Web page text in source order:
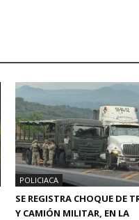
POLICIACA
SE REGISTRA CHOQUE DE
Y CAMIÓN MILITAR, EN LA